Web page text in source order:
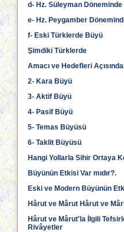
d- Hz. Süleyman Döneminde
e- Hz. Peygamber
f- Eski Türklerde Büyü
Şimdiki Türklerde
Amacı ve Hedefleri
2- Kara Büyü
3- Aktif Büyü
4- Pasif Büyü
5- Temas Büyüsü
6- Taklit Büyüsü
Hangi Yollarla Sihir Ortaya
Büyünün Etkisi Var mıdır?.
Eski ve Modern Büyünün
Hârut ve Mârut Hârut ve
Hârut ve Mârut'la İlgili
Rivâyetler